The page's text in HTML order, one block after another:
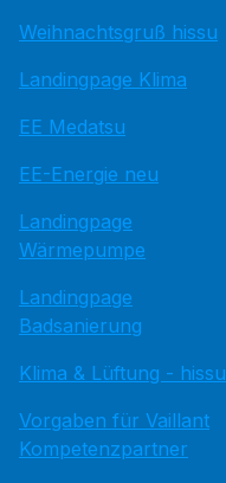
Weihnachtsgruß hissu
Landingpage Klima
EE Medatsu
EE-Energie neu
Landingpage
Wärmepumpe
Landingpage
Badsanierung
Klima & Lüftung - hissu
Vorgaben für Vaillant
Kompetenzpartner